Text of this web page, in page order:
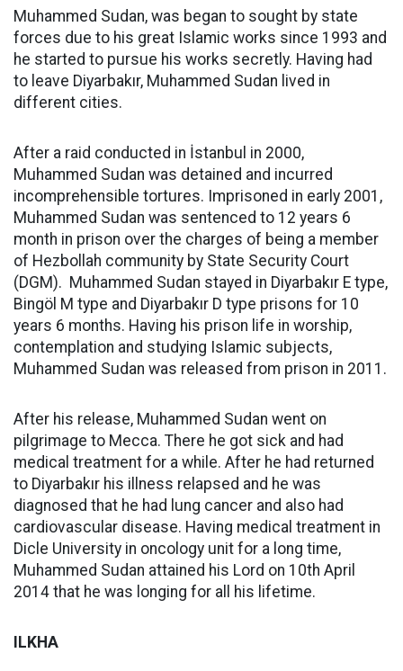
Muhammed Sudan, was began to sought by state
forces due to his great Islamic works since 1993 and
he started to pursue his works secretly. Having had
to leave Diyarbakır, Muhammed Sudan lived in
different cities.
After a raid conducted in İstanbul in 2000,
Muhammed Sudan was detained and incurred
incomprehensible tortures. Imprisoned in early 2001,
Muhammed Sudan was sentenced to 12 years 6
month in prison over the charges of being a member
of Hezbollah community by State Security Court
(DGM). Muhammed Sudan stayed in Diyarbakır E type,
Bingöl M type and Diyarbakır D type prisons for 10
years 6 months. Having his prison life in worship,
contemplation and studying Islamic subjects,
Muhammed Sudan was released from prison in 2011.
After his release, Muhammed Sudan went on
pilgrimage to Mecca. There he got sick and had
medical treatment for a while. After he had returned
to Diyarbakır his illness relapsed and he was
diagnosed that he had lung cancer and also had
cardiovascular disease. Having medical treatment in
Dicle University in oncology unit for a long time,
Muhammed Sudan attained his Lord on 10th April
2014 that he was longing for all his lifetime.
ILKHA